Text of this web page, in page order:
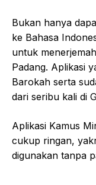
Bukan hanya
ke Bahasa
untuk
Padang. Aplikasi
Barokah serta
dari seribu kali di
Aplikasi Kamus
cukup ringan,
digunakan tanpa